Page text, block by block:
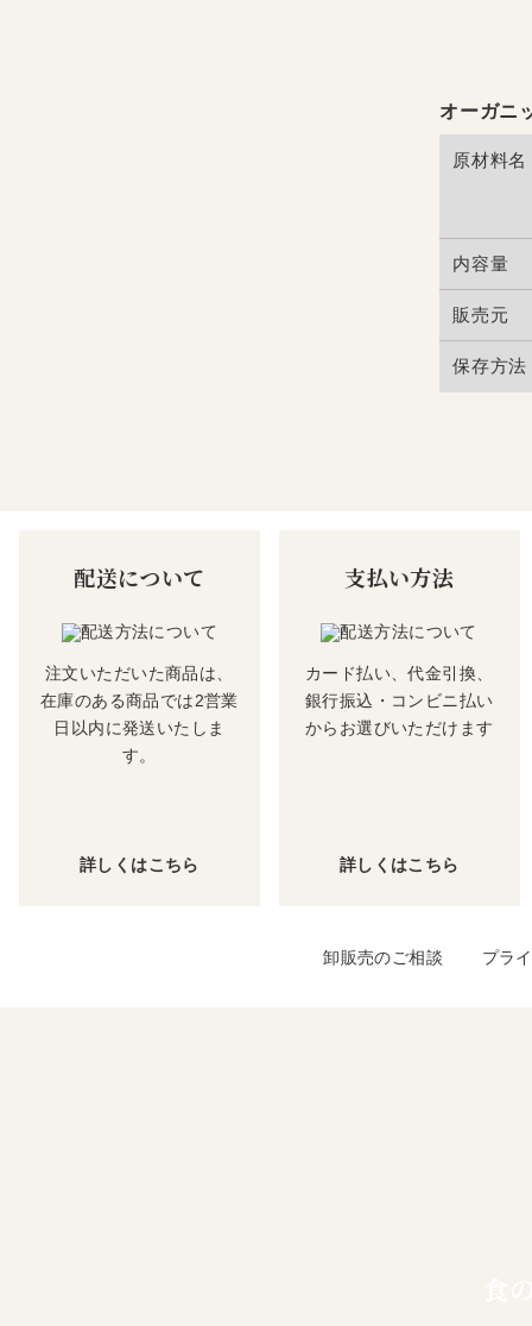
オーガニ
原材料名
内容量
販売元
保存方法
配送について
注文いただいた商品は、
在庫のある商品では2営業
日以内に発送いたしま
す。
詳しくはこちら
支払い方法
カード払い、代金引換、
銀行振込・コンビニ払い
からお選びいただけます
詳しくはこちら
卸販売のご相談 プラ